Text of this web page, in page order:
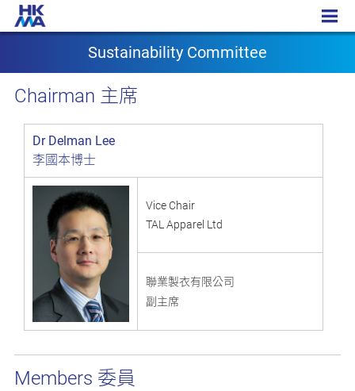
Sustainability Committee
Sustainability Committee
Chairman 主席
Dr Delman Lee
李國本博士
Vice Chair
TAL Apparel Ltd
聯業製衣有限公司
副主席
Members 委員